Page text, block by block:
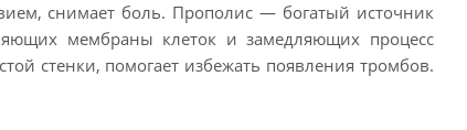
снимает боль. Прополис — богатый источник
мембраны клеток и замедляющих процесс
стенки, помогает избежать появления тромбов.